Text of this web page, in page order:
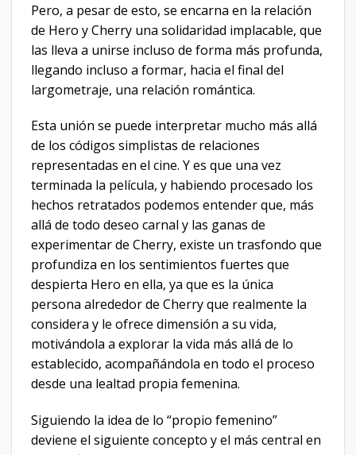
Pero, a pesar de esto, se encarna en la relación
de Hero y Cherry una solidaridad implacable, que
las lleva a unirse incluso de forma más profunda,
llegando incluso a formar, hacia el final del
largometraje, una relación romántica.
Esta unión se puede interpretar mucho más allá
de los códigos simplistas de relaciones
representadas en el cine. Y es que una vez
terminada la película, y habiendo procesado los
hechos retratados podemos entender que, más
allá de todo deseo carnal y las ganas de
experimentar de Cherry, existe un trasfondo que
profundiza en los sentimientos fuertes que
despierta Hero en ella, ya que es la única
persona alrededor de Cherry que realmente la
considera y le ofrece dimensión a su vida,
motivándola a explorar la vida más allá de lo
establecido, acompañándola en todo el proceso
desde una lealtad propia femenina.
Siguiendo la idea de lo “propio femenino”
deviene el siguiente concepto y el más central en